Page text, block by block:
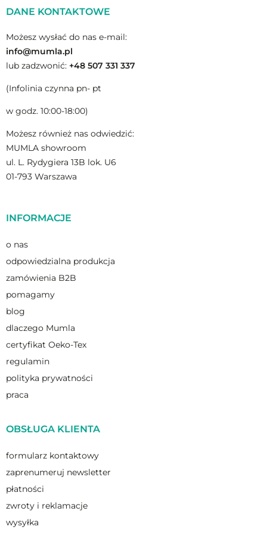
się z łóżka i całą noc pozostaje na swoim miejscu. Ta
sobie wygodę i nie lubią codziennie poprawiać
pościeli. Prześcieradło z gumką to też najlepsze
rozwiązanie dla dzieci, które w nocy wędrują po łóżku
Prześcieradło jest szyte w Polsce, z dzianiny
wyprodukowanej w polskich zakładach.
produkcji nie zostały użyte żadne szkodliwe
substancje, które mogłyby uczulić delikatną skórę. Ze
spokojem prześcieradeł mogą używać najmłodsi oraz
osoby z alergiami.
DANE KONTAKTOWE
Możesz wysłać do nas e-mail:
info@mumla.pl
lub zadzwonić: +48 507 331 337
(Infolinia czynna pn- pt
w godz. 10:00-18:00)
Możesz również nas odwiedzić:
MUMLA showroom
ul. L. Rydygiera 13B lok. U6
01-793 Warszawa
INFORMACJE
o nas
odpowiedzialna produkcja
zamówienia B2B
pomagamy
blog
dlaczego Mumla
certyfikat Oeko-Tex
regulamin
polityka prywatności
praca
OBSŁUGA KLIENTA
formularz kontaktowy
zaprenumeruj newsletter
płatności
zwroty i reklamacje
wysyłka